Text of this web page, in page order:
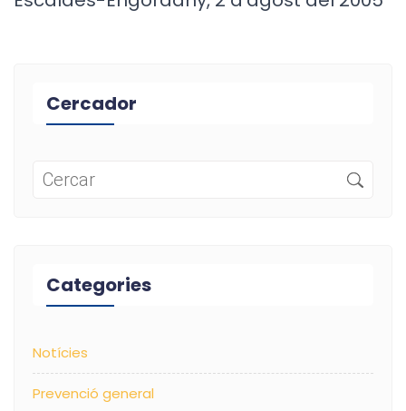
Cercador
Categories
Notícies
Prevenció general